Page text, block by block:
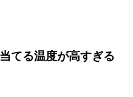
てる温度が高すぎる